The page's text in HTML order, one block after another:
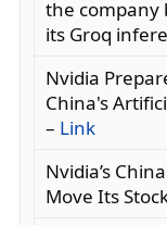
the company
its Groq
Nvidia
China's
– Link
Nvidia’s
Move Its